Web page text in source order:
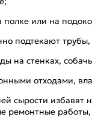
полке или на
подтекают
на стенках,
отходами,
сырости избавят
ремонтные